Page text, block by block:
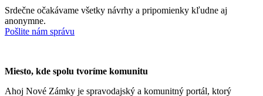
Srdečne očakávame všetky návrhy a pripomienky kľudne aj
anonymne.
Pošlite nám správu
Miesto, kde spolu tvoríme komunitu
Ahoj Nové Zámky je spravodajský a komunitný portál, ktorý